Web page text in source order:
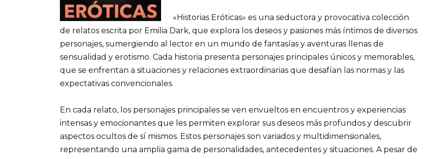
«Historias Eróticas» es una seductora y provocativa colección
de relatos escrita por Emilia Dark, que explora los deseos y pasiones más íntimos de diversos
personajes, sumergiendo al lector en un mundo de fantasías y aventuras llenas de
sensualidad y erotismo. Cada historia presenta personajes principales únicos y memorables,
que se enfrentan a situaciones y relaciones extraordinarias que desafían las normas y las
expectativas convencionales.
En cada relato, los personajes principales se ven envueltos en encuentros y experiencias
intensas y emocionantes que les permiten explorar sus deseos más profundos y descubrir
aspectos ocultos de sí mismos. Estos personajes son variados y multidimensionales,
representando una amplia gama de personalidades, antecedentes y situaciones. A pesar de